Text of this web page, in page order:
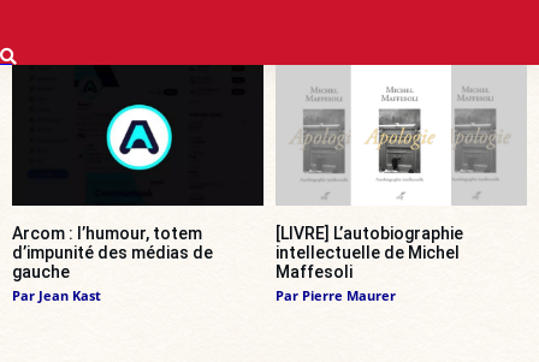
Arcom : l’humour, totem
d’impunité des médias de
gauche
Par Jean Kast
[LIVRE] L’autobiographie
intellectuelle de Michel
Maffesoli
Par Pierre Maurer